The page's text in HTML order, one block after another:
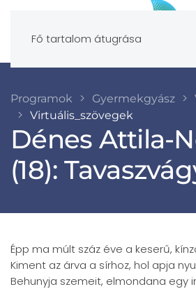
Fő tartalom átugrása
Programok Gyermekgyász
Virtuális_szövegek
Dénes Attila-
(18):
Épp ma múlt száz éve a keserű,
Kiment az árva a sírhoz, hol apja
Behunyja szemeit, elmondana egy